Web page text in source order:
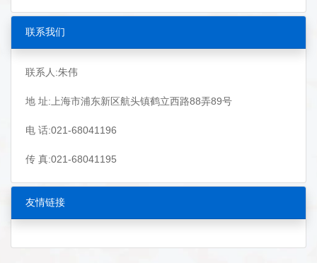
联系我们
联系人:朱伟
地 址:上海市浦东新区航头镇鹤立西路88弄89号
电 话:021-68041196
传 真:021-68041195
友情链接